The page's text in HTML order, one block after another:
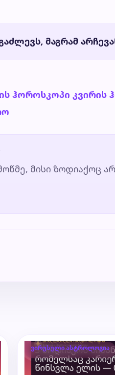
მაგრამ
ჰოროსკოპი კვირის
მისი ზოდიაქოც
ვირუსული ასტროლოგია